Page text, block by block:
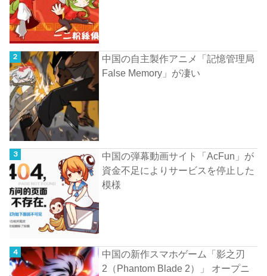
中国の自主製作アニメ「記憶管理局
False Memory」が凄い
中国の弾幕動画サイト「AcFun」が
資金不足によりサービスを停止した
模様
中国の新作スマホゲーム「影之刃
2（Phantom Blade 2）」 オープニ